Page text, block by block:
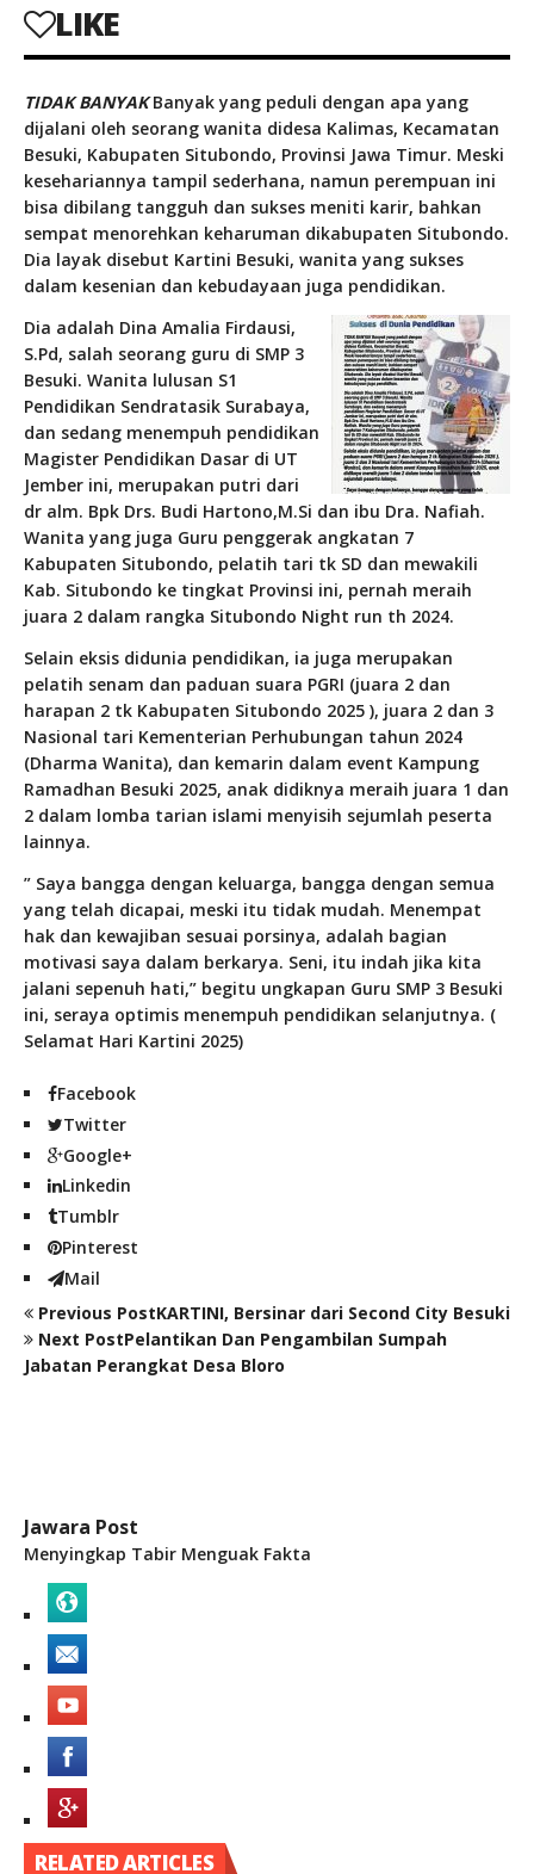
LIKE
TIDAK BANYAKBanyak yang peduli dengan apa yang
dijalani oleh seorang wanita didesa Kalimas, Kecamatan
Besuki, Kabupaten Situbondo, Provinsi Jawa Timur. Meski
kesehariannya tampil sederhana, namun perempuan ini
bisa dibilang tangguh dan sukses meniti karir, bahkan
sempat menorehkan keharuman dikabupaten Situbondo.
Dia layak disebut Kartini Besuki, wanita yang sukses
dalam kesenian dan kebudayaan juga pendidikan.
Dia adalah Dina Amalia Firdausi,
S.Pd, salah seorang guru di SMP 3
Besuki. Wanita lulusan S1
Pendidikan Sendratasik Surabaya,
dan sedang menempuh pendidikan
Magister Pendidikan Dasar di UT
Jember ini, merupakan putri dari
dr alm. Bpk Drs. Budi Hartono,M.Si dan ibu Dra. Nafiah.
Wanita yang juga Guru penggerak angkatan 7
Kabupaten Situbondo, pelatih tari tk SD dan mewakili
Kab. Situbondo ke tingkat Provinsi ini, pernah meraih
juara 2 dalam rangka Situbondo Night run th 2024.
Selain eksis didunia pendidikan, ia juga merupakan
pelatih senam dan paduan suara PGRI (juara 2 dan
harapan 2 tk Kabupaten Situbondo 2025 ), juara 2 dan 3
Nasional tari Kementerian Perhubungan tahun 2024
(Dharma Wanita), dan kemarin dalam event Kampung
Ramadhan Besuki 2025, anak didiknya meraih juara 1 dan
2 dalam lomba tarian islami menyisih sejumlah peserta
lainnya.
” Saya bangga dengan keluarga, bangga dengan semua
yang telah dicapai, meski itu tidak mudah. Menempat
hak dan kewajiban sesuai porsinya, adalah bagian
motivasi saya dalam berkarya. Seni, itu indah jika kita
jalani sepenuh hati,” begitu ungkapan Guru SMP 3 Besuki
ini, seraya optimis menempuh pendidikan selanjutnya. (
Selamat Hari Kartini 2025)
Facebook
Twitter
Google+
Linkedin
Tumblr
Pinterest
Mail
Previous PostKARTINI, Bersinar dari Second City Besuki
Next PostPelantikan Dan Pengambilan Sumpah
Jabatan Perangkat Desa Bloro
Jawara Post
Menyingkap Tabir Menguak Fakta
RELATED ARTICLES